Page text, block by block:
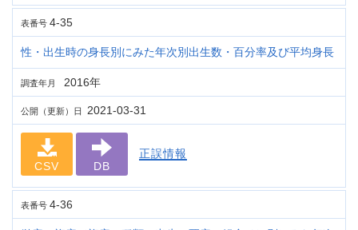
表番号 4-35
性・出生時の身長別にみた年次別出生数・百分率及び平均身長
調査年月 2016年
公開（更新）日 2021-03-31
CSV DB
正誤情報
表番号 4-36